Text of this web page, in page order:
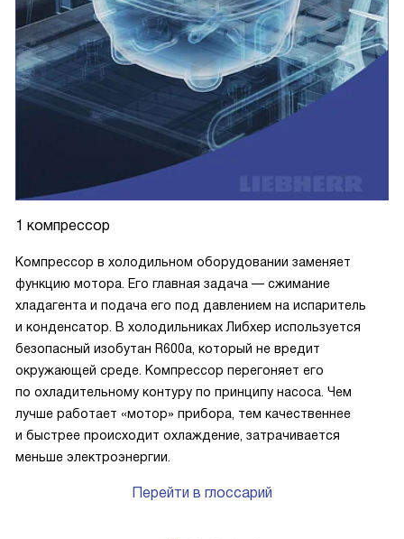
1 компрессор
Компрессор в холодильном оборудовании заменяет
функцию мотора. Его главная задача — сжимание
хладагента и подача его под давлением на испаритель
и конденсатор. В холодильниках Либхер используется
безопасный изобутан R600a, который не вредит
окружающей среде. Компрессор перегоняет его
по охладительному контуру по принципу насоса. Чем
лучше работает «мотор» прибора, тем качественнее
и быстрее происходит охлаждение, затрачивается
меньше электроэнергии.
Перейти в глоссарий